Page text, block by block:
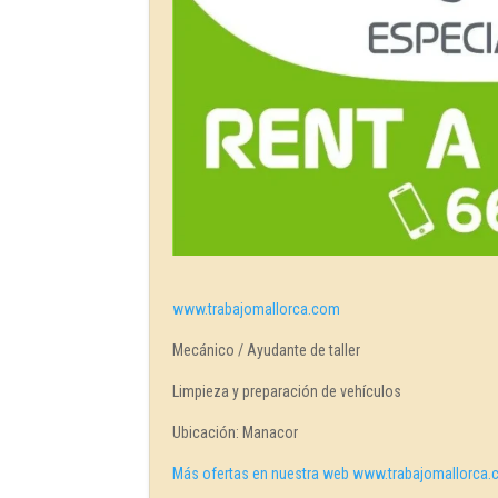
www.trabajomallorca.com
Mecánico / Ayudante de taller
Limpieza y preparación de vehículos
Ubicación: Manacor
Más ofertas en nuestra web